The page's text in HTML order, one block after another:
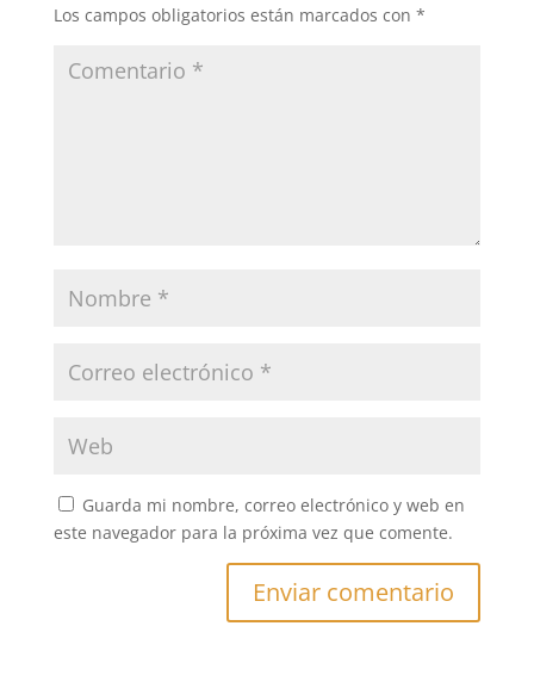
Los campos obligatorios están marcados con *
Guarda mi nombre, correo electrónico y web en
este navegador para la próxima vez que comente.